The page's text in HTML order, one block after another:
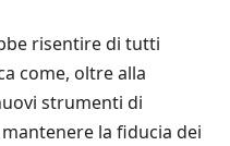
risentire di tutti
come, oltre alla
strumenti di
la fiducia dei